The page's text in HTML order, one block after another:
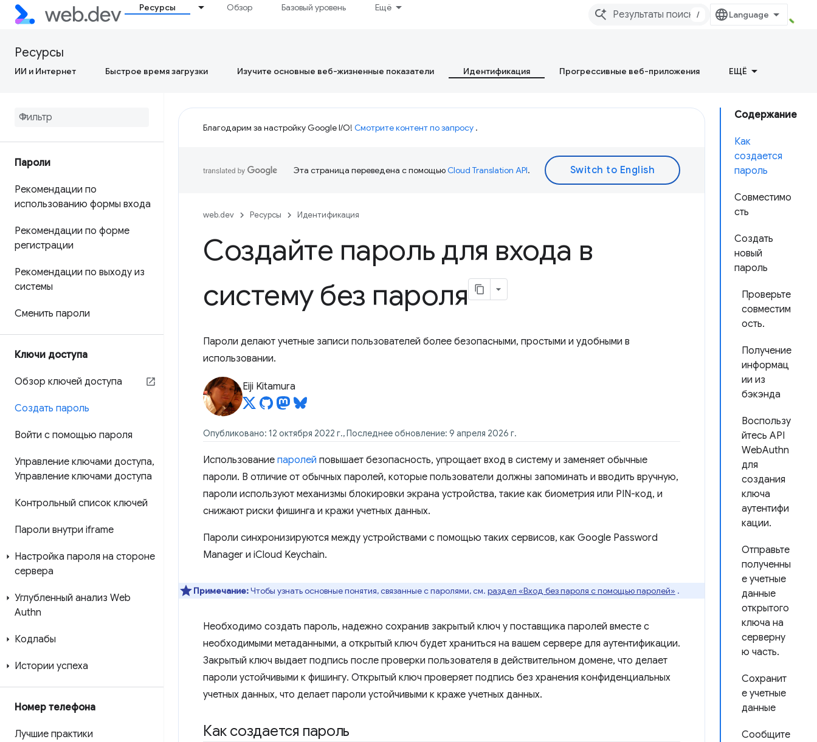
Ресурсы Обзор Базовый уровень Ещё
/
Ресурсы
ИИ и Интернет Быстрое время загрузки Изучите основные веб-жизненные показатели Идентификация Прогрессивные веб-приложения ЕЩЁ
Пароли
Рекомендации по
использованию формы входа
Рекомендации по форме
регистрации
Рекомендации по выходу из
системы
Сменить пароли
Ключи доступа
Обзор ключей доступа
Создать пароль
Войти с помощью пароля
Управление ключами доступа,
Управление ключами доступа
Контрольный список ключей
Пароли внутри iframe
Настройка пароля на стороне
сервера
Углубленный анализ Web
Authn
Кодлабы
Истории успеха
Номер телефона
Лучшие практики
Содержание
Как
создается
пароль
Совместимо
сть
Создать
новый
пароль
Проверьте
совместим
ость.
Получение
информац
ии из
бэкэнда
Воспользу
йтесь API
WebAuthn
для
создания
ключа
аутентифи
кации.
Отправьте
полученны
е учетные
данные
открытого
ключа на
серверну
ю часть.
Сохранит
е учетные
данные
Сообщите
Благодарим за настройку Google I/O! Смотрите контент по запросу .
Эта страница переведена с помощьюCloud Translation API.
web.dev Ресурсы Идентификация
Создайте пароль для входа в
систему без пароля
Пароли делают учетные записи пользователей более безопасными, простыми и удобными в
использовании.
Eiji Kitamura
Опубликовано: 12 октября 2022 г., Последнее обновление: 9 апреля 2026 г.
Использование паролей повышает безопасность, упрощает вход в систему и заменяет обычные
пароли. В отличие от обычных паролей, которые пользователи должны запоминать и вводить вручную,
пароли используют механизмы блокировки экрана устройства, такие как биометрия или PIN-код, и
снижают риски фишинга и кражи учетных данных.
Пароли синхронизируются между устройствами с помощью таких сервисов, как Google Password
Manager и iCloud Keychain.
Примечание:Чтобы узнать основные понятия, связанные с паролями, см. раздел «Вход без пароля с помощью паролей» .
Необходимо создать пароль, надежно сохранив закрытый ключ у поставщика паролей вместе с
необходимыми метаданными, а открытый ключ будет храниться на вашем сервере для аутентификации.
Закрытый ключ выдает подпись после проверки пользователя в действительном домене, что делает
пароли устойчивыми к фишингу. Открытый ключ проверяет подпись без хранения конфиденциальных
учетных данных, что делает пароли устойчивыми к краже учетных данных.
Как создается пароль